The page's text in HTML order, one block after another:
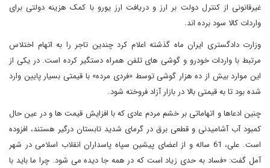
غیرقانونی از کنترل دولت بر ارز و دریافت ارز یورو با کمک هزینه دولتی برای
واردات کالا سود برده اند.
وزارت دادگستری ایران ماه گذشته اعلام کرد چندین تاجر را به اتهام اختلاس
مرتبط با واردات خودرو و گوشی های تلفن همراه دستگیر کرده است. در یکی از
این موارد بیش از ده هزار گوشی توسط «فردی مرده» با قیمتی بسیار پایین وارد
شده بود تا به قیمتی بالا در بازار آزاد فروخته شود.
چنین ادعاها و اتهاماتی بر خشم مردم عادی که با افزایش قیمت ها و در عین حال
کمبود آب آشامیدنی و قطعی برق در گرمای شدید تابستان درگیر هستند، افزوده
است. علی، 61 ساله و از اعضای پیشین سپاه پاسداران انقلاب اسلامی در شهر
آمل گفت: «فساد به حدی زیاد است که در همه جا دیده می شود. چرا ما باید با